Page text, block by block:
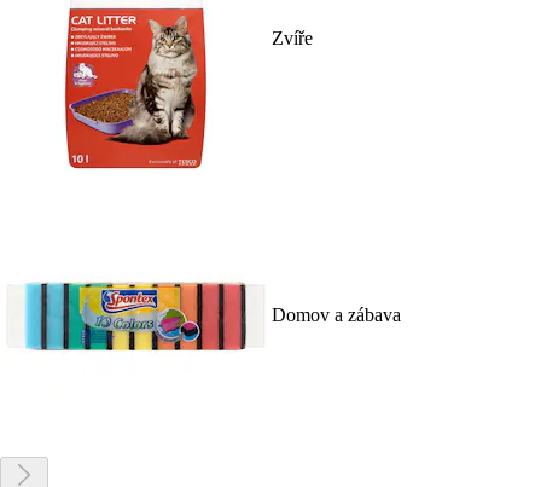
Zvíře
Domov a zábava